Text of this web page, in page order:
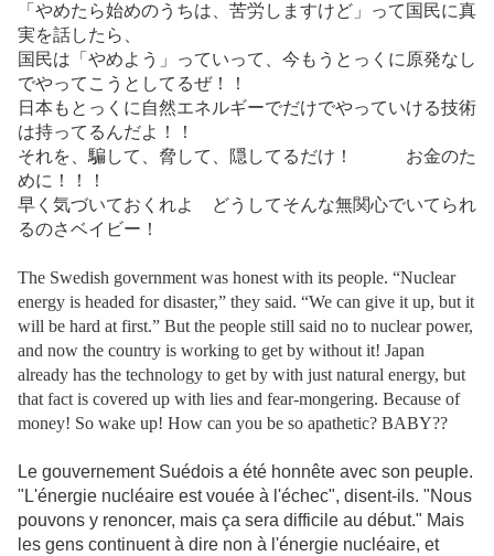
「やめたら始めのうちは、苦労しますけど」って国民に真
実を話したら、
国民は「やめよう」っていって、今もうとっくに原発なし
でやってこうとしてるぜ！！
日本もとっくに自然エネルギーでだけでやっていける技術
は持ってるんだよ！！
それを、騙して、脅して、隠してるだけ！ お金のた
めに！！！
早く気づいておくれよ どうしてそんな無関心でいてられ
るのさベイビー！
The Swedish government was honest with its people. “Nuclear
energy is headed for disaster,” they said. “We can give it up, but it
will be hard at first.” But the people still said no to nuclear power,
and now the country is working to get by without it! Japan
already has the technology to get by with just natural energy, but
that fact is covered up with lies and fear-mongering. Because of
money! So wake up! How can you be so apathetic? BABY??
Le gouvernement Suédois a été honnête avec son peuple.
"L'énergie nucléaire est vouée à l'échec", disent-ils. "Nous
pouvons y renoncer, mais ça sera difficile au début." Mais
les gens continuent à dire non à l'énergie nucléaire, et